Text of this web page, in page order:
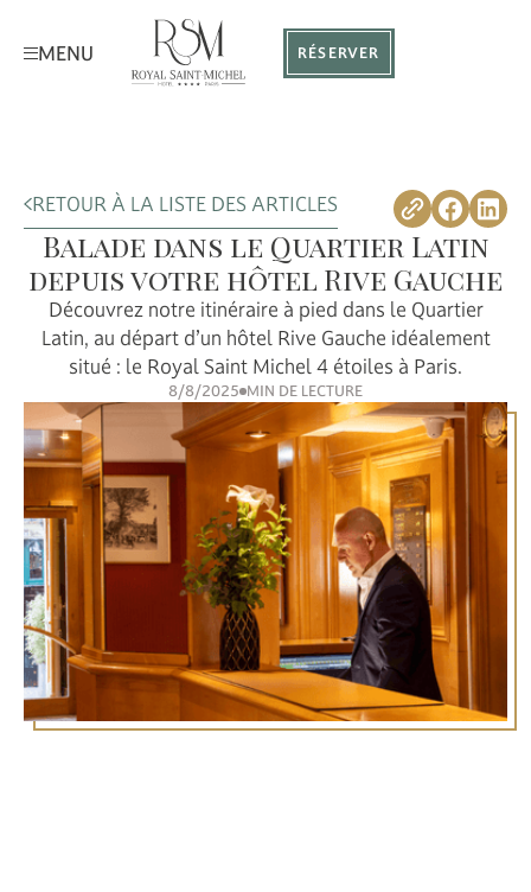
MENU RÉSERVER
RETOUR À LA LISTE DES ARTICLES
Balade dans le Quartier Latin
depuis votre hôtel Rive Gauche
Découvrez notre itinéraire à pied dans le Quartier
Latin, au départ d’un hôtel Rive Gauche idéalement
situé : le Royal Saint Michel 4 étoiles à Paris.
8/8/2025 MIN DE LECTURE